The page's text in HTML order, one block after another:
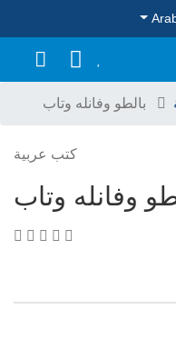
بالطو وفانله وتاب
كتب عربية
وفانله وتاب